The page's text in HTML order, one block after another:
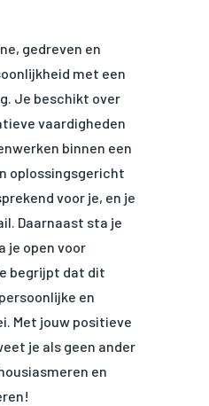
gedreven en
met een
Je beschikt over
vaardigheden
binnen een
oplossingsgericht
voor je, en je
Daarnaast sta je
je open voor
begrijpt dat dit
en
Met jouw positieve
je als geen ander
en